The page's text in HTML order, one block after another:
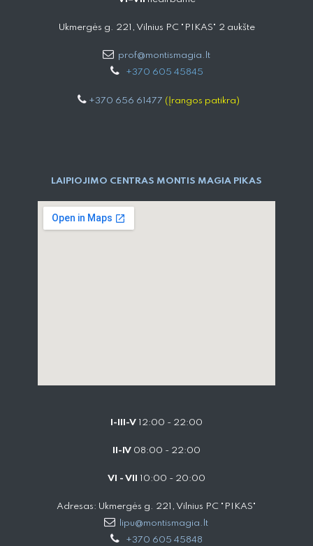
Ukmergės g. 221, Vilnius PC "PIKAS" 2 aukšte
prof@montismagia.lt
+370 605 4584​5
+370 656 61477 (Įrangos patikra)
LAIPIOJIMO CENTRAS MONTIS MAGIA PIKAS
I-III-V 12:00 - 22:00
II-IV 08:00 - 22:00
VI - VII 10:00 - 20:00
Adresas: Ukmergės g. 221, Vilnius PC "PIKAS"
lipu@montismagia.lt
+370 605 45848